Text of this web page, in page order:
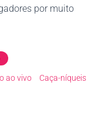
por muito
ao vivo
Caça-níqueis